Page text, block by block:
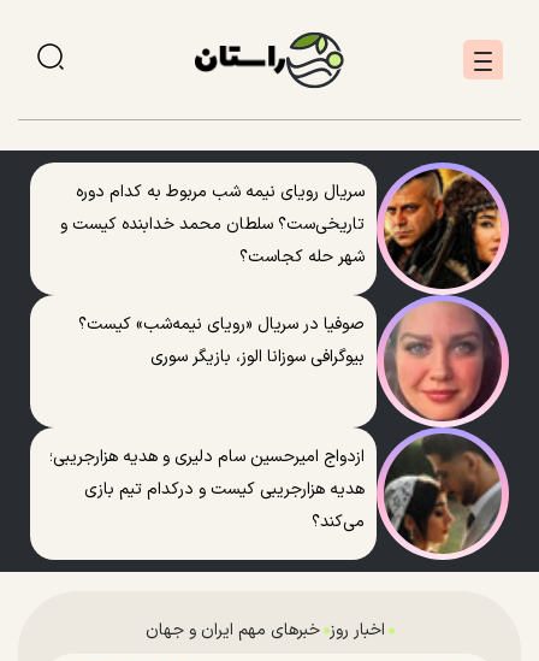
سریال رویای نیمه شب مربوط به کدام دوره
تاریخی‌ست؟ سلطان محمد خدابنده کیست و
شهر حله کجاست؟
صوفیا در سریال «رویای نیمه‌شب» کیست؟
بیوگرافی سوزانا الوز، بازیگر سوری
ازدواج امیرحسین سام دلیری و هدیه هزارجریبی؛
هدیه هزارجریبی کیست و درکدام تیم بازی
می‌کند؟
اخبار روز خبرهای مهم ایران و جهان